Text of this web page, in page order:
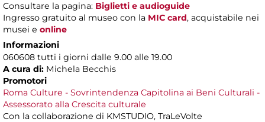
Consultare la pagina: Biglietti e audioguide
Ingresso gratuito al museo con la MIC card, acquistabile nei
musei e online
Informazioni
060608 tutti i giorni dalle 9.00 alle 19.00
A cura di: Michela Becchis
Promotori
Roma Culture - Sovrintendenza Capitolina ai Beni Culturali -
Assessorato alla Crescita culturale
Con la collaborazione di KMSTUDIO, TraLeVolte